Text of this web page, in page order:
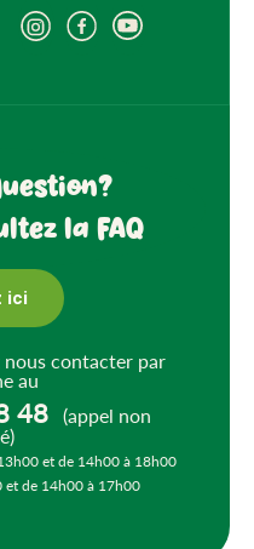
la FAQ
ici
nous contacter par
au
48
(appel non
et de 14h00 à 18h00
et de 14h00 à 17h00